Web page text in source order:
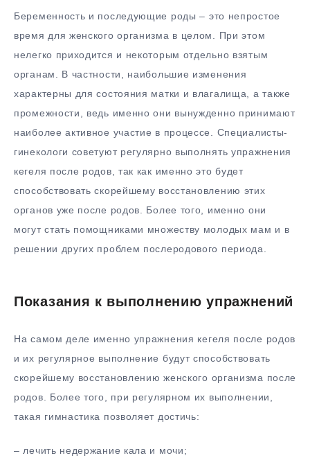
Беременность и последующие роды – это непростое
время для женского организма в целом. При этом
нелегко приходится и некоторым отдельно взятым
органам. В частности, наибольшие изменения
характерны для состояния матки и влагалища, а также
промежности, ведь именно они вынужденно принимают
наиболее активное участие в процессе. Специалисты-
гинекологи советуют регулярно выполнять упражнения
кегеля после родов, так как именно это будет
способствовать скорейшему восстановлению этих
органов уже после родов. Более того, именно они
могут стать помощниками множеству молодых мам и в
решении других проблем послеродового периода.
Показания к выполнению упражнений
На самом деле именно упражнения кегеля после родов
и их регулярное выполнение будут способствовать
скорейшему восстановлению женского организма после
родов. Более того, при регулярном их выполнении,
такая гимнастика позволяет достичь:
– лечить недержание кала и мочи;